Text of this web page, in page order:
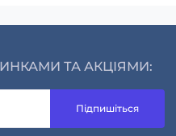
ТА АКЦІЯМИ:
Підпишіться